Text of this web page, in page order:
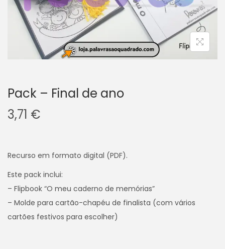
e
a
ç
t
ú
d
Pack – Final de ano
3,71 €
Recurso em formato digital (PDF).
Este pack inclui:
– Flipbook “O meu caderno de memórias”
– Molde para cartão-chapéu de finalista (com vários
cartões festivos para escolher)